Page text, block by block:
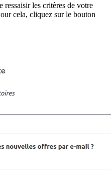
ressaisir les critères de votre
cela, cliquez sur le bouton